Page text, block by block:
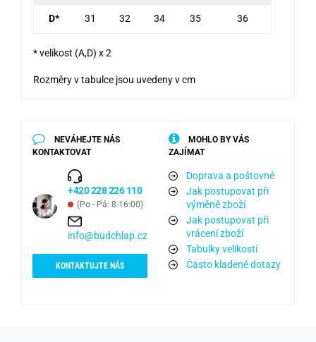
D* 31 32 34 35 36
* velikost (A,D) x 2
Rozměry v tabulce jsou uvedeny v cm
NEVÁHEJTE NÁS
KONTAKTOVAT
+420 228 226 110
(Po - Pá: 8-16:00)
info@budchlap.cz
KONTAKTUJTE NÁS
MOHLO BY VÁS
ZAJÍMAT
Doprava a poštovné
Jak postupovat při
výměně zboží
Jak postupovat při
vrácení zboží
Tabulky velikostí
Často kladené dotazy